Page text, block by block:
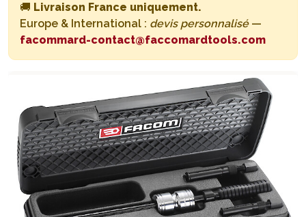
🚚 Livraison France uniquement.
Europe & International : devis personnalisé—
facommard-contact@faccomardtools.com